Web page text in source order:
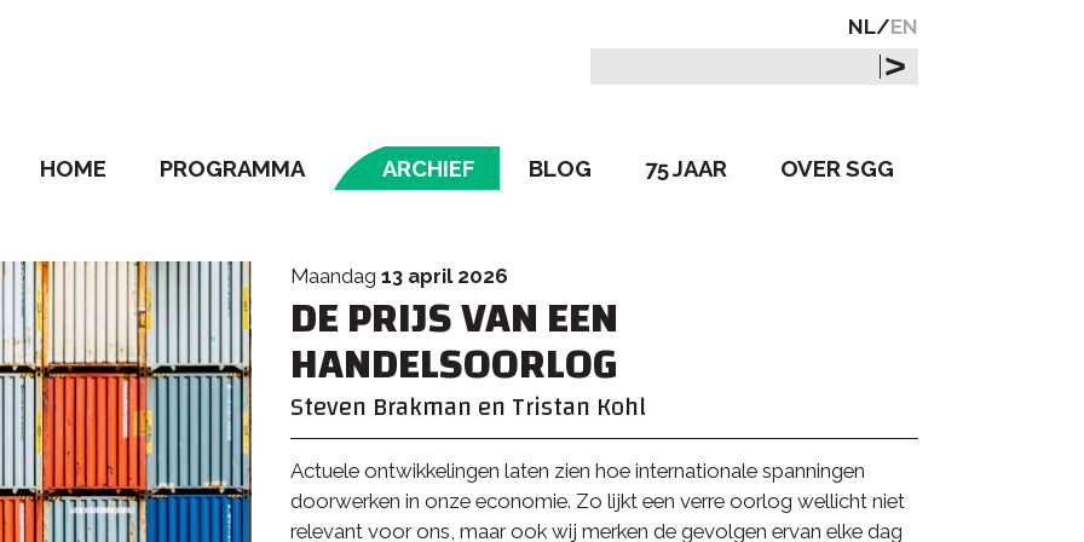
NL
EN
HOME PROGRAMMA ARCHIEF BLOG 75 JAAR OVER SGG
maandag 13 april 2026
DE PRIJS VAN EEN
HANDELSOORLOG
Steven Brakman en Tristan Kohl
Actuele ontwikkelingen laten zien hoe internationale spanningen
doorwerken in onze economie. Zo lijkt een verre oorlog wellicht niet
relevant voor ons, maar ook wij merken de gevolgen ervan elke dag